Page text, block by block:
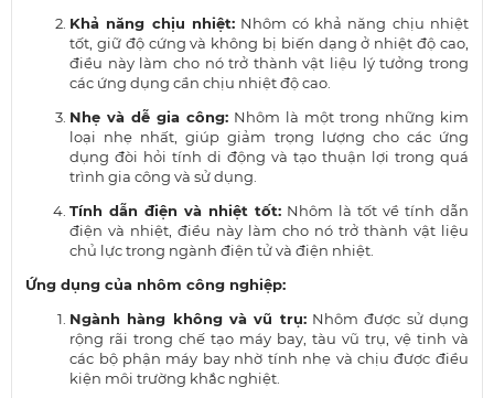
Khả năng chịu nhiệt:Nhôm có khả năng chịu nhiệt
tốt, giữ độ cứng và không bị biến dạng ở nhiệt độ cao,
điều này làm cho nó trở thành vật liệu lý tưởng trong
các ứng dụng cần chịu nhiệt độ cao.
Nhẹ và dễ gia công: Nhôm là một trong những kim
loại nhẹ nhất, giúp giảm trọng lượng cho các ứng
dụng đòi hỏi tính di động và tạo thuận lợi trong quá
trình gia công và sử dụng.
Tính dẫn điện và nhiệt tốt: Nhôm là tốt về tính dẫn
điện và nhiệt, điều này làm cho nó trở thành vật liệu
chủ lực trong ngành điện tử và điện nhiệt.
Ứng dụng của nhôm công nghiệp:
Ngành hàng không và vũ trụ:Nhôm được sử dụng
rộng rãi trong chế tạo máy bay, tàu vũ trụ, vệ tinh và
các bộ phận máy bay nhờ tính nhẹ và chịu được điều
kiện môi trường khắc nghiệt.